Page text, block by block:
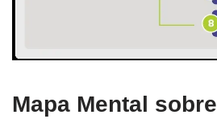
Mapa Mental sobre